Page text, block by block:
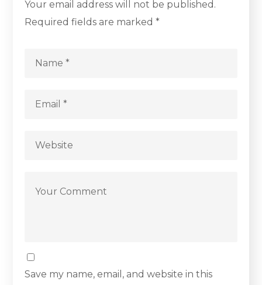
Your email address will not be published.
Required fields are marked*
Save my name, email, and website in this